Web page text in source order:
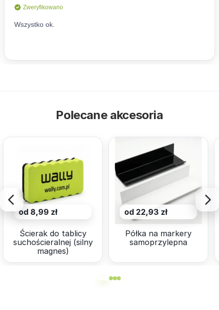
Polecane akcesoria
od 8,99 zł
Ścierak do tablicy
suchościeralnej (silny
magnes)
od 22,93 zł
Półka na markery
samoprzylepna